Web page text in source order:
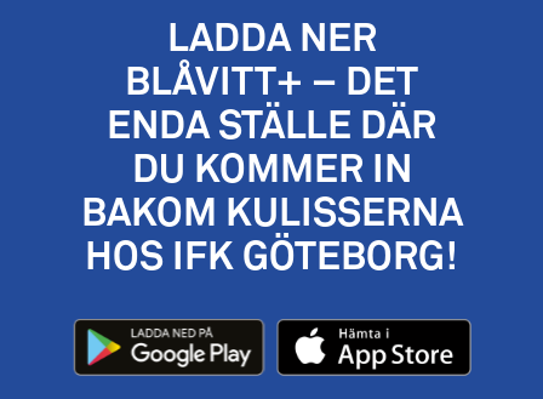
LADDA NER
BLÅVITT+ – DET
ENDA STÄLLE DÄR
DU KOMMER IN
BAKOM KULISSERNA
HOS IFK GÖTEBORG!